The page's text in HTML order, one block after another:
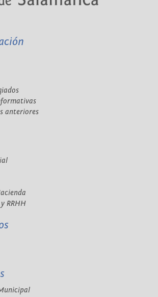
anteriores
RRHH